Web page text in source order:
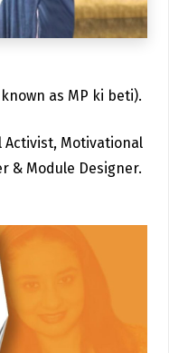
as MP ki beti).
Activist, Motivational
& Module Designer.